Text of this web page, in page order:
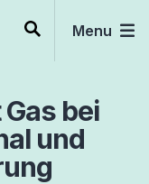
Menu
bei
und